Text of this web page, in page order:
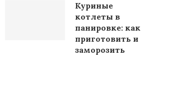
Куриные
котлеты в
панировке: как
приготовить и
заморозить